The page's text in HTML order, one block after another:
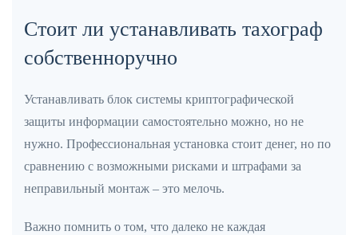
Стоит ли устанавливать тахограф
собственноручно
Устанавливать блок системы криптографической
защиты информации самостоятельно можно, но не
нужно. Профессиональная установка стоит денег, но по
сравнению с возможными рисками и штрафами за
неправильный монтаж – это мелочь.
Важно помнить о том, что далеко не каждая